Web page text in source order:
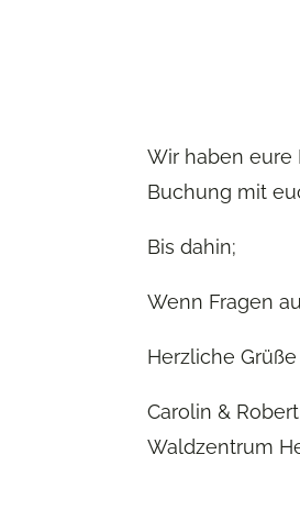
Wir haben
Buchung mit
Bis dahin;
Wenn Fragen
Herzliche Grüße
Carolin & Robert
Waldzentrum